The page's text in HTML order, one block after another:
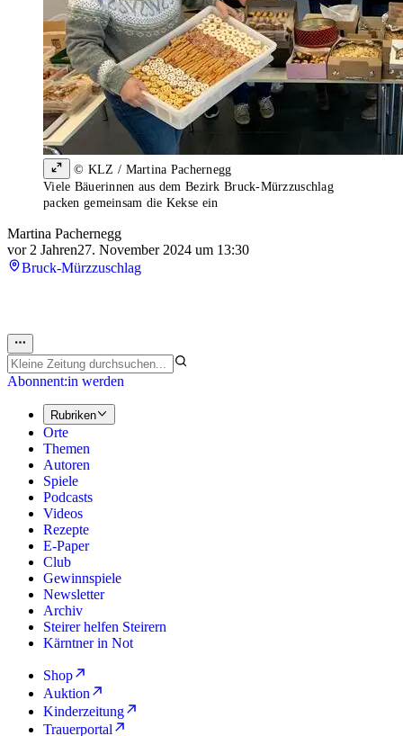
© KLZ / Martina Pachernegg
Viele Bäuerinnen aus dem Bezirk Bruck-Mürzzuschlag
packen gemeinsam die Kekse ein
Martina Pachernegg
vor 2 Jahren27. November 2024 um 13:30
Bruck-Mürzzuschlag
Abonnent:in werden
Rubriken
Orte
Themen
Autoren
Spiele
Podcasts
Videos
Rezepte
E-Paper
Club
Gewinnspiele
Newsletter
Archiv
Steirer helfen Steirern
Kärntner in Not
Shop
Auktion
Kinderzeitung
Trauerportal